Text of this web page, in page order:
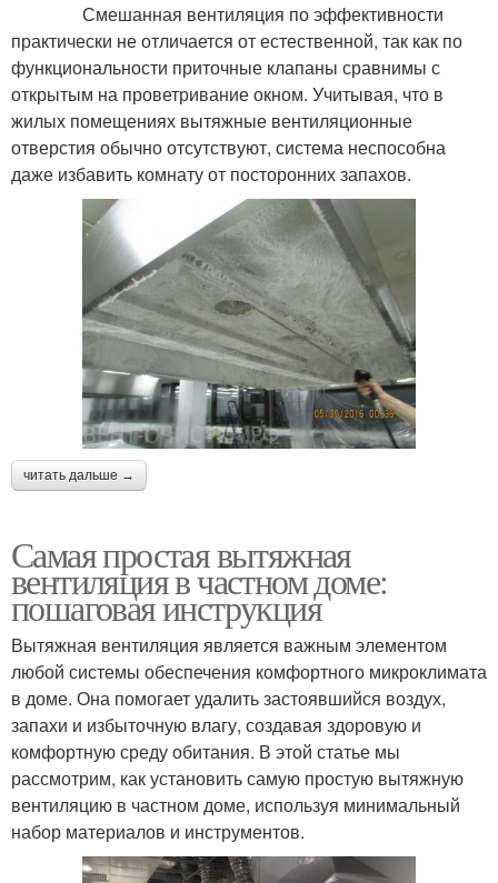
Смешанная вентиляция по эффективности
практически не отличается от естественной, так как по
функциональности приточные клапаны сравнимы с
открытым на проветривание окном. Учитывая, что в
жилых помещениях вытяжные вентиляционные
отверстия обычно отсутствуют, система неспособна
даже избавить комнату от посторонних запахов.
читать дальше →
Самая простая вытяжная
вентиляция в частном доме:
пошаговая инструкция
Вытяжная вентиляция является важным элементом
любой системы обеспечения комфортного микроклимата
в доме. Она помогает удалить застоявшийся воздух,
запахи и избыточную влагу, создавая здоровую и
комфортную среду обитания. В этой статье мы
рассмотрим, как установить самую простую вытяжную
вентиляцию в частном доме, используя минимальный
набор материалов и инструментов.